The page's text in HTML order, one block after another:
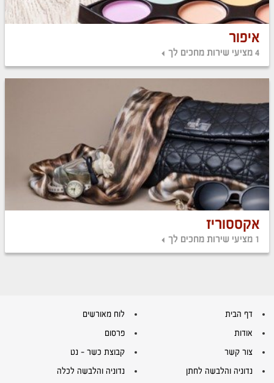
איפור
4 מציעי שירות מחכים לך
אקססוריז
1 מציעי שירות מחכים לך
דף הבית
לוח מאורשים
אודות
פרסום
צור קשר
קבוצת כשר – נט
נדוניה והלבשה לחתן
נדוניה והלבשה לכלה